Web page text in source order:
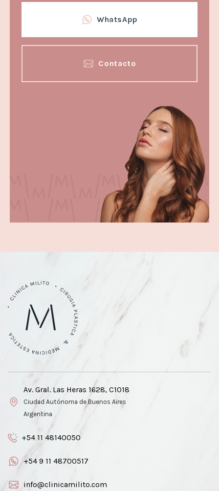
WhatsApp
Contacto
Av. Gral. Las Heras 1628, C1018
Ciudad Autónoma de Buenos Aires
Argentina
+54 11 48140050
+54 9 11 48700517
info@clinicamilito.com